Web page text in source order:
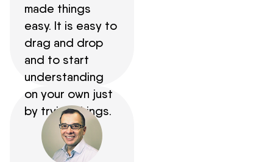
made things
easy. It is easy to
drag and drop
and to start
understanding
on your own just
by trying things.